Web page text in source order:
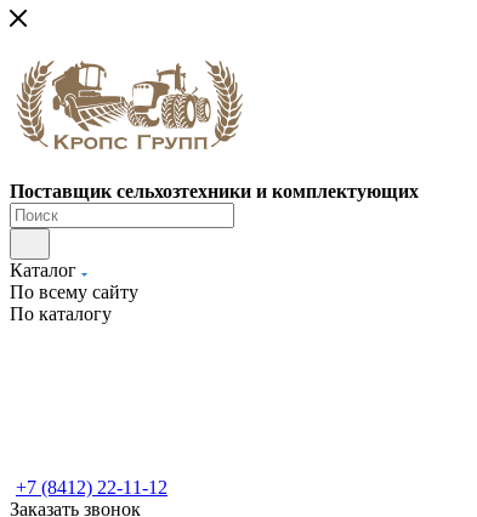
Поставщик сельхозтехники и комплектующих
Каталог
По всему сайту
По каталогу
+7 (8412) 22-11-12
Заказать звонок